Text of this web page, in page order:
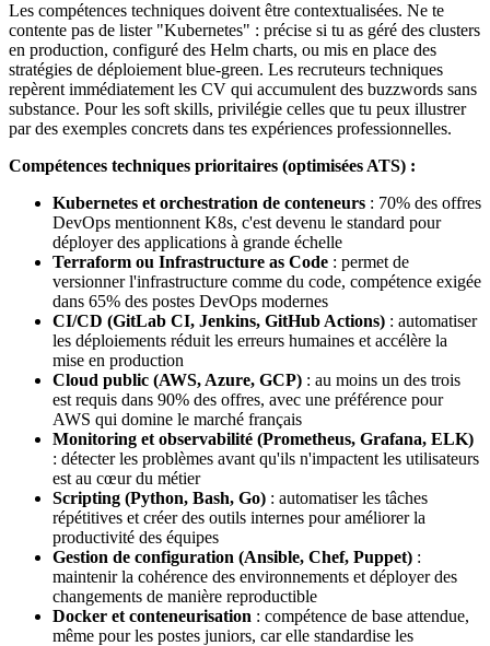
Les compétences techniques doivent être contextualisées. Ne te
contente pas de lister "Kubernetes" : précise si tu as géré des clusters
en production, configuré des Helm charts, ou mis en place des
stratégies de déploiement blue-green. Les recruteurs techniques
repèrent immédiatement les CV qui accumulent des buzzwords sans
substance. Pour les soft skills, privilégie celles que tu peux illustrer
par des exemples concrets dans tes expériences professionnelles.
Compétences techniques prioritaires (optimisées ATS) :
Kubernetes et orchestration de conteneurs : 70% des offres
DevOps mentionnent K8s, c'est devenu le standard pour
déployer des applications à grande échelle
Terraform ou Infrastructure as Code : permet de
versionner l'infrastructure comme du code, compétence exigée
dans 65% des postes DevOps modernes
CI/CD (GitLab CI, Jenkins, GitHub Actions) : automatiser
les déploiements réduit les erreurs humaines et accélère la
mise en production
Cloud public (AWS, Azure, GCP) : au moins un des trois
est requis dans 90% des offres, avec une préférence pour
AWS qui domine le marché français
Monitoring et observabilité (Prometheus, Grafana, ELK)
: détecter les problèmes avant qu'ils n'impactent les utilisateurs
est au cœur du métier
Scripting (Python, Bash, Go) : automatiser les tâches
répétitives et créer des outils internes pour améliorer la
productivité des équipes
Gestion de configuration (Ansible, Chef, Puppet) :
maintenir la cohérence des environnements et déployer des
changements de manière reproductible
Docker et conteneurisation : compétence de base attendue,
même pour les postes juniors, car elle standardise les